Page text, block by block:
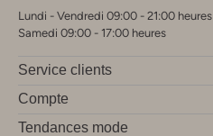
Lundi - Vendredi 09:00 - 21:00 heures
Samedi 09:00 - 17:00 heures
Service clients
Compte
Tendances mode